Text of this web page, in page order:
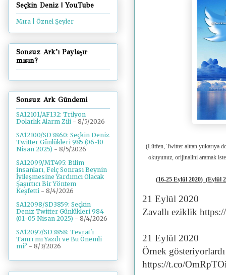
(Lütfen, Twitter alttan yukarıya
okuyunuz, orijinalini aramak
(16-25 Eylül 2020) (Eylül
21 Eylül 2020
Zavallı eziklik
21 Eylül 2020
Örnek
https://t.co/
Seçkin Deniz | YouTube
Mıra | Öznel Şeyler
Sonsuz Ark'ı Paylaşır
mısın?
Sonsuz Ark Gündemi
SA12101/AF132: Trilyon
Dolarlık Alarm Zili - 8/5/2026
SA12100/SD3860: Seçkin Deniz
Twitter Günlükleri 985 (06-10
Nisan 2025) - 8/5/2026
SA12099/MT495: Bilim
insanları, Felç Sonrası Beynin
İyileşmesine Yardımcı Olacak
Şaşırtıcı Bir Yöntem
Keşfetti - 8/4/2026
SA12098/SD3859: Seçkin
Deniz Twitter Günlükleri 984
(01-05 Nisan 2025) - 8/4/2026
SA12097/SD3858: Tevrat'ı
Tanrı mı Yazdı ve Bu Önemli
mi? - 8/3/2026